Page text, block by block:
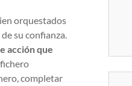
orquestados
su confianza.
acción que
fichero
completar